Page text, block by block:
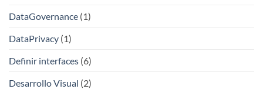
DataGovernance (1)
DataPrivacy (1)
Definir interfaces (6)
Desarrollo Visual (2)